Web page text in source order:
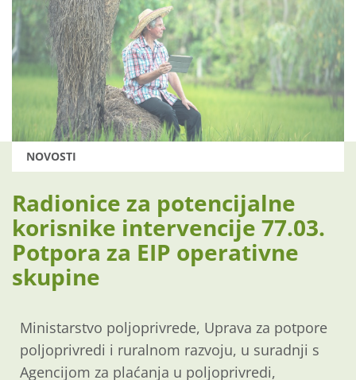
NOVOSTI
Radionice za potencijalne
korisnike intervencije 77.03.
Potpora za EIP operativne
skupine
Ministarstvo poljoprivrede, Uprava za potpore
poljoprivredi i ruralnom razvoju, u suradnji s
Agencijom za plaćanja u poljoprivredi,